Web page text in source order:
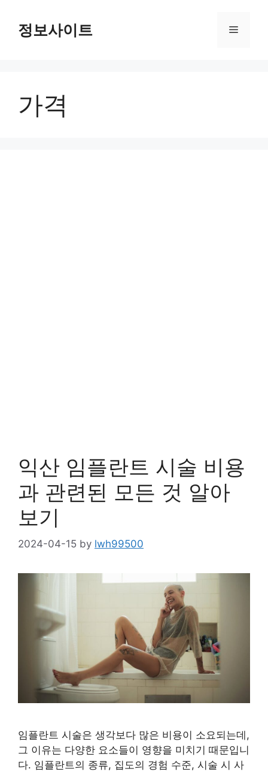
content정보사이트 Menu
가격
익산 임플란트 시술 비용
과 관련된 모든 것 알아
보기
2024-04-15 by lwh99500
임플란트 시술은 생각보다 많은 비용이 소요되는데,
그 이유는 다양한 요소들이 영향을 미치기 때문입니
다. 임플란트의 종류, 집도의 경험 수준, 시술 시 사